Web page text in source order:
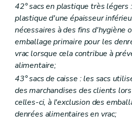
42° sacs en plastique très légers
plastique d'une épaisseur
nécessaires à des fins d'hygiène
emballage primaire pour les
vrac lorsque cela contribue à
alimentaire;
43° sacs de caisse : les sacs
des marchandises des clients
celles-ci, à l'exclusion des
denrées alimentaires en vrac;